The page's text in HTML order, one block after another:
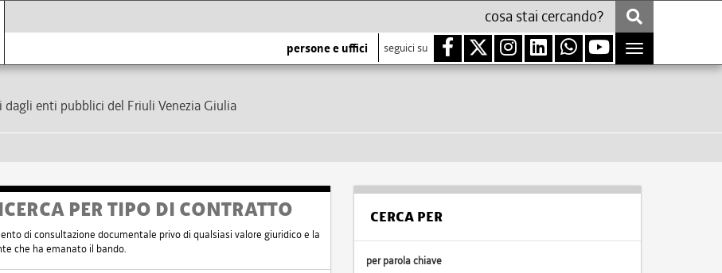
persone e uffici seguici su
Toggle
navigation
enti pubblici del Friuli Venezia Giulia
PER TIPO DI CONTRATTO
di consultazione documentale privo di qualsiasi valore giuridico e la
che ha emanato il bando.
CERCA PER
per parola chiave